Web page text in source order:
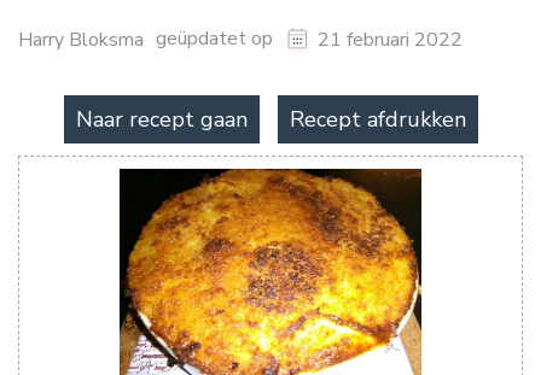
Harry Bloksma geüpdatet op 21 februari 2022
Naar recept gaan Recept afdrukken